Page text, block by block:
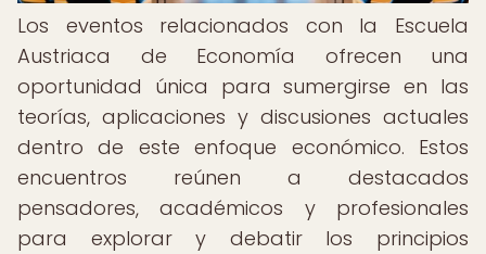
Los eventos relacionados con la Escuela
Austriaca de Economía ofrecen una
oportunidad única para sumergirse en las
teorías, aplicaciones y discusiones actuales
dentro de este enfoque económico. Estos
encuentros reúnen a destacados
pensadores, académicos y profesionales
para explorar y debatir los principios